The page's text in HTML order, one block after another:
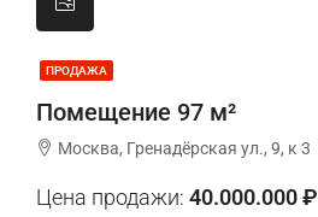
ПРОДАЖА
Помещение 97 м²
Москва, Гренадёрская ул., 9, к 3
Цена продажи: 40.000.000 ₽